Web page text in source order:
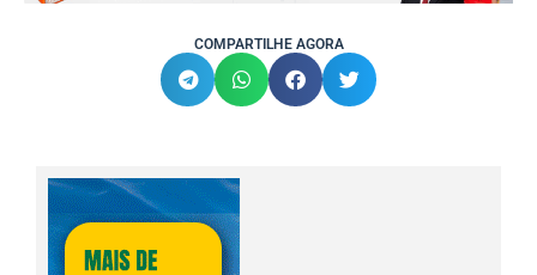
COMPARTILHE AGORA